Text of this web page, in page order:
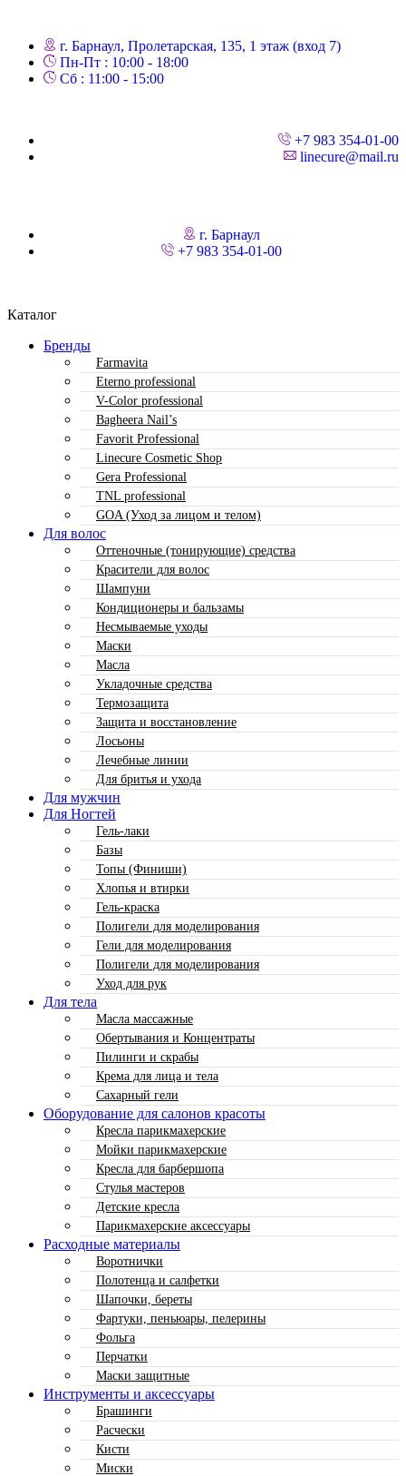
г. Барнаул, Пролетарская, 135,​ 1 этаж (вход 7)
Пн-Пт : 10:00 - 18:00
Сб : 11:00 - 15:00
+7 983 354-01-00
linecure@mail.ru
г. Барнаул
+7 983 354-01-00
Каталог
Бренды
Farmavita
Eterno professional
V-Color professional
Bagheera Nail’s
Favorit Professional
Linecure Cosmetic Shop
Gera Professional
TNL professional
GOA (Уход за лицом и телом)
Для волос
Оттеночные (тонирующие) средства
Красители для волос
Шампуни
Кондиционеры и бальзамы
Несмываемые уходы
Маски
Масла
Укладочные средства
Термозащита
Защита и восстановление
Лосьоны
Лечебные линии
Для бритья и ухода
Для мужчин
Для Ногтей
Гель-лаки
Базы
Топы (Финиши)
Хлопья и втирки
Гель-краска
Полигели для моделирования
Гели для моделирования
Полигели для моделирования
Уход для рук
Для тела
Масла массажные
Обертывания и Концентраты
Пилинги и скрабы
Крема для лица и тела
Сахарный гели
Оборудование для салонов красоты
Кресла парикмахерские
Мойки парикмахерские
Кресла для барбершопа
Стулья мастеров
Детские кресла
Парикмахерские аксессуары
Расходные материалы
Воротнички
Полотенца и салфетки
Шапочки, береты
Фартуки, пеньюары, пелерины
Фольга
Перчатки
Маски защитные
Инструменты и аксессуары
Брашинги
Расчески
Кисти
Миски